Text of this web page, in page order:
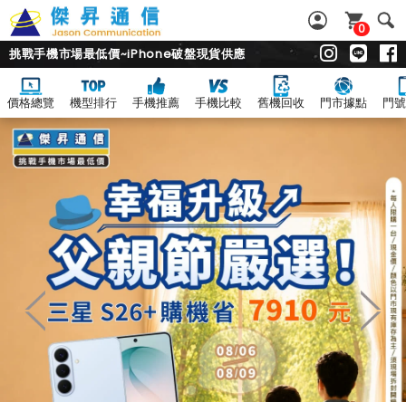
0
挑戰手機市場最低價~iPhone破盤現貨供應
價格總覽 機型排行 手機推薦 手機比較 舊機回收 門市據點 門